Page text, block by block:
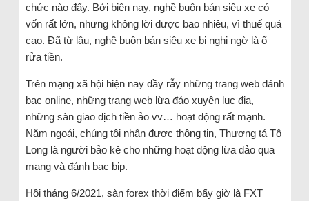
chức nào đấy. Bởi biện nay, nghề buôn bán siêu xe có
vốn rất lớn, nhưng không lời được bao nhiêu, vì thuế quá
cao. Đã từ lâu, nghề buôn bán siêu xe bị nghi ngờ là ổ
rửa tiền.
Trên mạng xã hội hiện nay đầy rẫy những trang web đánh
bạc online, những trang web lừa đảo xuyên lục địa,
những sàn giao dịch tiền ảo vv… hoạt động rất mạnh.
Năm ngoái, chúng tôi nhận được thông tin, Thượng tá Tô
Long là người bảo kê cho những hoạt động lừa đảo qua
mạng và đánh bạc bịp.
Hồi tháng 6/2021, sàn forex thời điểm bấy giờ là FXT